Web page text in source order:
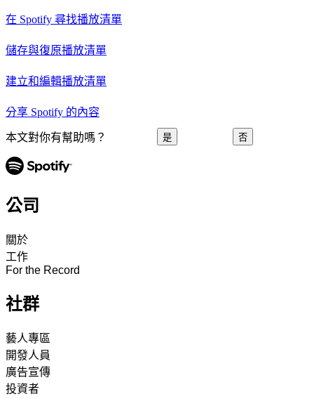
在 Spotify 尋找播放清單
儲存與復原播放清單
建立和編輯播放清單
分享 Spotify 的內容
本文對你有幫助嗎？ 是 否
公司
關於
工作
For the Record
社群
藝人專區
開發人員
廣告宣傳
投資者